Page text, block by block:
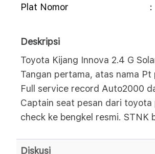
Plat Nomor
:
Deskripsi
Toyota Kijang Innova 2.4 G
Tangan pertama, atas nama Pt
Full service record Auto2000
Captain seat pesan dari toyota
check ke bengkel resmi. STNK
Diskusi